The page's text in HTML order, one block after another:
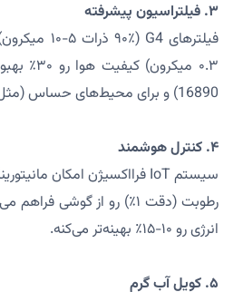
۳. فیلتراسیون پیشرفته
16890) و برای محیط‌های حساس (مثل بیمارستان‌ها) عالی‌ان.
۴. کنترل هوشمند
رطوبت (دقت ۱٪) رو از گوشی
انرژی رو ۱۰-۱۵٪ بهینه‌تر می‌کنه.
۵. کویل آب گرم